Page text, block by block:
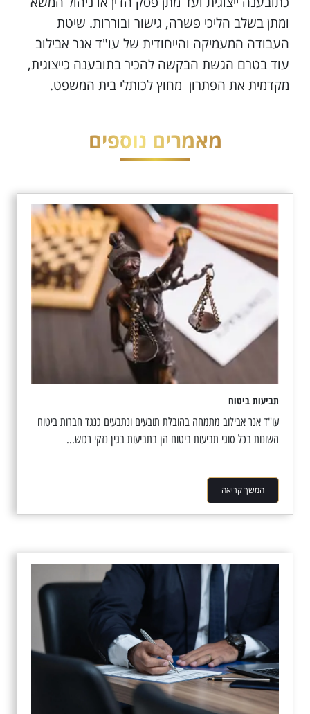
ומתן בשלב הליכי פשרה, גישור ובוררות. שיטת
העבודה המעמיקה והייחודית של עו"ד אנר אבילוב
עוד בטרם הגשת הבקשה להכיר בתובענה כייצוגית,
מקדמית את הפתרון מחוץ לכותלי בית המשפט.
מאמרים נוספים
תביעות ביטוח
עו"ד אנר אבילוב מתמחה בהובלת תובעים ונתבעים כנגד חברות ביטוח
השונות בכל סוגי תביעות ביטוח הן בתביעות בגין נזקי רכוש...
המשך קריאה